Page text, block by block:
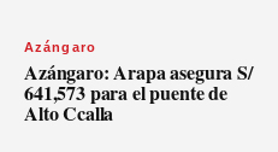
Azángaro
Azángaro: Arapa asegura S/
641,573 para el puente de
Alto Ccalla